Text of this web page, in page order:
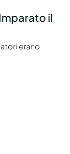
il
erano